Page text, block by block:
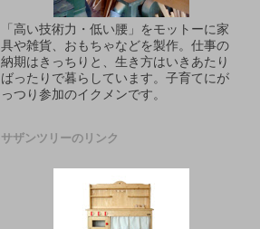
「高い技術力・低い腰」をモットーに家
具や雑貨、おもちゃなどを製作。仕事の
納期はきっちりと、生き方はいきあたり
ばったりで暮らしています。子育てにが
っつり参加のイクメンです。
サザンツリーのリンク